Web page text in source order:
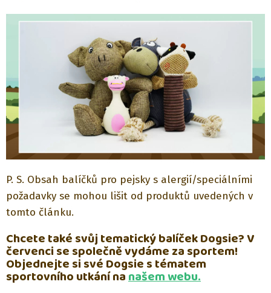
P. S. Obsah balíčků pro pejsky s alergií/speciálními
požadavky se mohou lišit od produktů uvedených v
tomto článku.
Chcete také svůj tematický balíček Dogsie? V
červenci se společně vydáme za sportem!
Objednejte si své Dogsie s tématem
sportovního utkání nanašem webu.